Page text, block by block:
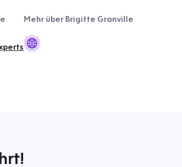
Mehr über Brigitte Granville